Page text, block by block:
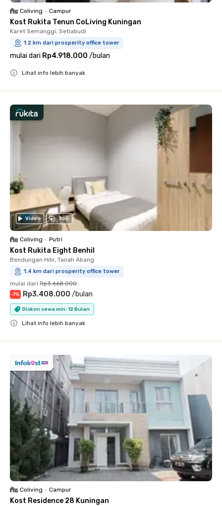
Coliving • Campur
Kost Rukita Tenun CoLiving Kuningan
Karet Semanggi, Setiabudi
1.2 km dari prosperity office tower
mulai dari Rp4.918.000 /bulan
Lihat info lebih banyak
Video 360
Coliving • Putri
Kost Rukita Eight Benhil
Bendungan Hilir, Tanah Abang
1.4 km dari prosperity office tower
mulai dari Rp3.668.000
-7% Rp3.408.000 /bulan
Diskon sewa min. 12 Bulan
Lihat info lebih banyak
Coliving • Campur
Kost Residence 28 Kuningan